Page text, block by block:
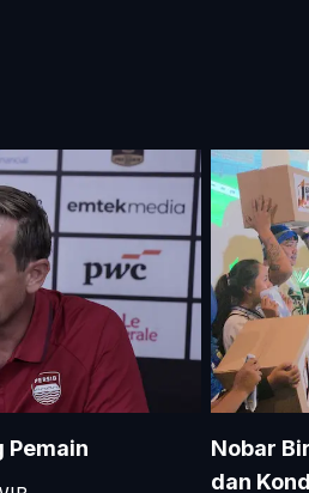
Pemain
Nobar
dan